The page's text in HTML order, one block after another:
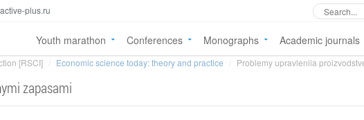
plus.ru
Youth marathon Conferences Monographs Academic journals
[RSCI] Economic science today: theory and practice Problemy upravleniia
zapasami